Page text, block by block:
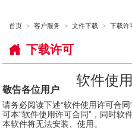
首页 客户服务 文件下载 下载许
下载许可
软件使
敬告各位用户
请务必阅读下述“软件使用许可合
可本“软件使用许可合同”，同时软
本软件将无法安装、使用。